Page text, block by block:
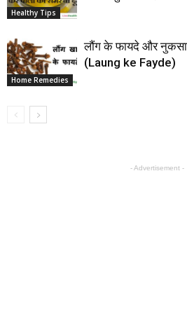
Healthy Tips
Home Remedies
लौंग के फायदे और
(Laung ke Fayde)
- Advertisement -